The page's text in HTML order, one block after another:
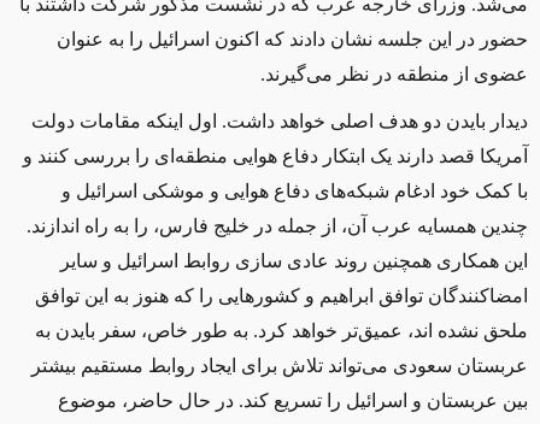
می‌شد. وزرای خارجه عرب که در نشست مذکور شرکت داشتند با
حضور در این جلسه نشان دادند که اکنون اسرائیل را به عنوان
عضوی از منطقه در نظر می‌گیرند.
دیدار بایدن دو هدف اصلی خواهد داشت. اول اینکه مقامات دولت
آمریکا قصد دارند یک ابتکار دفاع هوایی منطقه‌ای را بررسی کنند و
با کمک خود ادغام شبکه‌های دفاع هوایی و موشکی اسرائیل و
چندین همسایه عرب آن، از جمله در خلیج فارس، را به راه اندازند.
این همکاری همچنین روند عادی سازی روابط اسرائیل و سایر
امضاکنندگان توافق ابراهیم و کشورهایی را که هنوز به این توافق
ملحق نشده اند، عمیق‌تر خواهد کرد. به طور خاص، سفر بایدن به
عربستان سعودی می‌تواند تلاش برای ایجاد روابط مستقیم بیشتر
بین عربستان و اسرائیل را تسریع کند. در حال حاضر، موضوع